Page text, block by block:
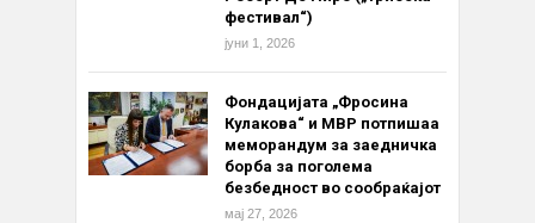
фестивал“)
јуни 1, 2026
Фондацијата „Фросина
Кулакова“ и МВР потпишаа
меморандум за заедничка
борба за поголема
безбедност во сообраќајот
мај 27, 2026